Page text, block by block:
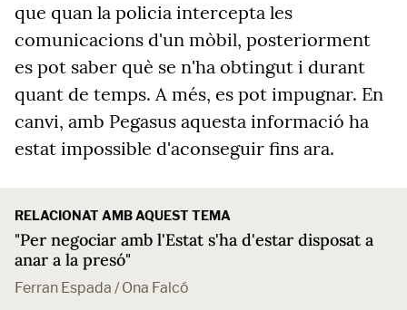
que quan la policia intercepta les
comunicacions d'un mòbil, posteriorment
es pot saber què se n'ha obtingut i durant
quant de temps. A més, es pot impugnar. En
canvi, amb Pegasus aquesta informació ha
estat impossible d'aconseguir fins ara.
RELACIONAT AMB AQUEST TEMA
"Per negociar amb l'Estat s'ha d'estar disposat a
anar a la presó"
Ferran Espada / Ona Falcó